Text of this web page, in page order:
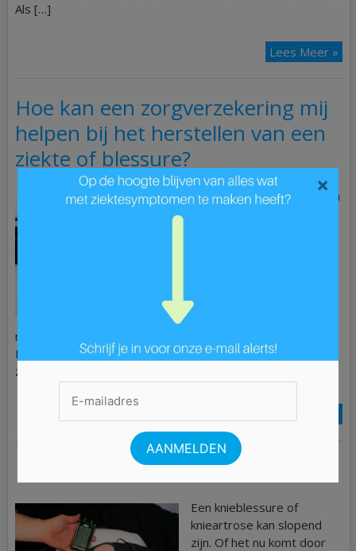
Als […]
Lees Meer »
Hoe kan een zorgverzekering mij
helpen bij het herstellen van een
ziekte of blessure?
Wanneer je kampt met een
ziekte of blessure wil
met de juiste zorgverzekering een heel eind komen.
Hieronder vertellen we je op welke manier een
zorgverzekering jou in dit proces […]
Revalideren na een nieuwe knie
Een knieblessure of
knieartrose kan slopend
zijn. Of het nu komt door
×